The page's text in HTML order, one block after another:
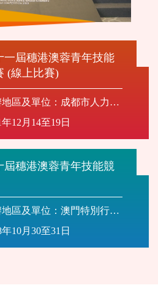
一屆穗港澳蓉青年技能
(線上比賽)
地區及單位：成都市人力資
年12月14至19日
屆穗港澳蓉青年技能競
地區及單位：澳門特別行政
年10月30至31日